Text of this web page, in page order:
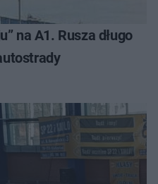
na A1. Rusza długo